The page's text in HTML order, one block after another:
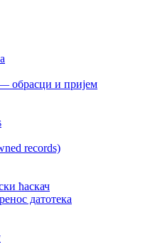
обрасци и пријем
records)
ћаскач
датотека